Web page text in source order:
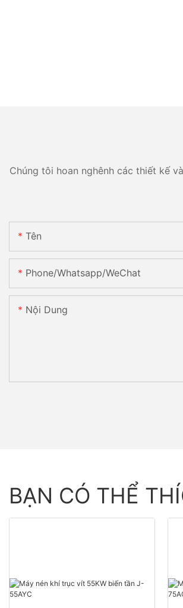
Chúng tôi hoan nghênh các thiết kế
Tên
Phone/Whatsapp/WeChat
Nội Dung
BẠN CÓ THỂ